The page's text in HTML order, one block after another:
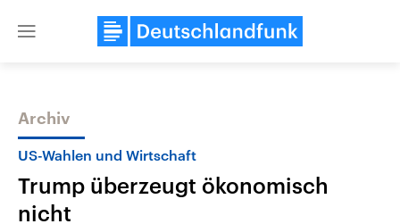
Close
Themen
Archiv
US-Wahlen und Wirtschaft
Trump überzeugt ökonomisch
nicht